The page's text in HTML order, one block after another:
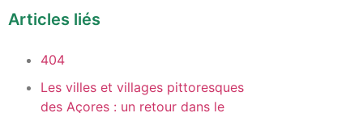
Articles liés
404
Les villes et villages pittoresques
des Açores : un retour dans le